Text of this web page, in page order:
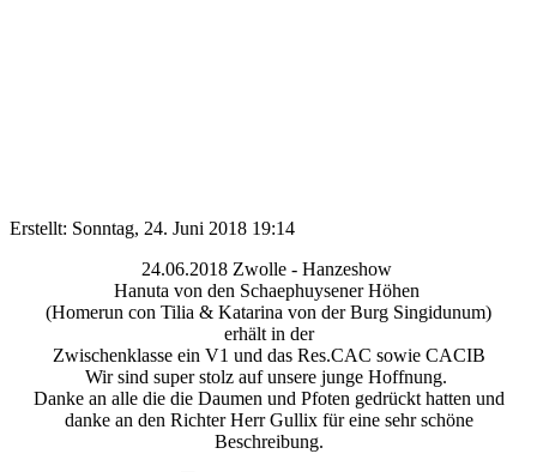
Erstellt: Sonntag, 24. Juni 2018 19:14
24.06.2018 Zwolle - Hanzeshow
Hanuta von den Schaephuysener Höhen
(Homerun con Tilia & Katarina von der Burg Singidunum)
erhält in der
Zwischenklasse ein V1 und das Res.CAC sowie CACIB
Wir sind super stolz auf unsere junge Hoffnung.
Danke an alle die die Daumen und Pfoten gedrückt hatten und
danke an den Richter Herr Gullix für eine sehr schöne
Beschreibung.